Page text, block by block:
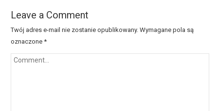
Leave a Comment
Twój adres e-mail nie zostanie opublikowany. Wymagane pola są
oznaczone*